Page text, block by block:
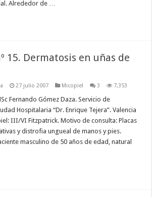
Alrededor de …
15. Dermatosis en uñas de
27 julio 2007 Micopiel 3 7,353
Fernando Gómez Daza. Servicio de
Hospitalaria “Dr. Enrique Tejera”. Valencia
III/VI Fitzpatrick. Motivo de consulta: Placas
y distrofia ungueal de manos y pies.
masculino de 50 años de edad, natural